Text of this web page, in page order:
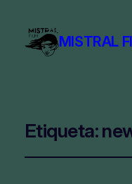
MISTRAL
Etiqueta: